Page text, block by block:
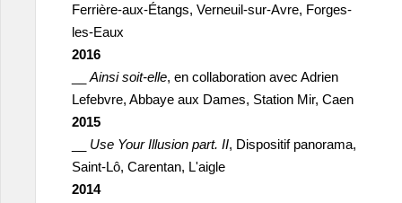
Ferrière-aux-Étangs, Verneuil-sur-Avre, Forges-
les-Eaux
2016
Ainsi soit-elle, en collaboration avec Adrien
Lefebvre, Abbaye aux Dames, Station Mir, Caen
2015
Use Your Illusion part. II, Dispositif panorama,
Saint-Lô, Carentan, L'aigle
2014